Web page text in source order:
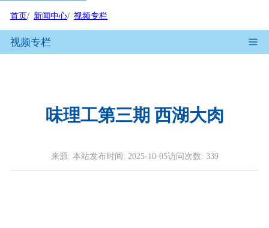
首页 新闻中心 视频专栏
视频专栏
味理工第三期 西湖大肉
来源: 本站发布时间: 2025-10-05访问次数: 339